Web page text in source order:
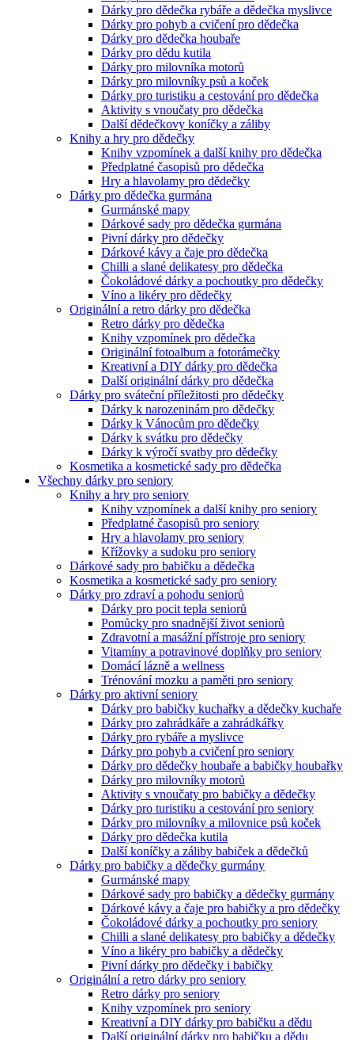
Dárky pro dědečka rybáře a dědečka myslivce
Dárky pro pohyb a cvičení pro dědečka
Dárky pro dědečka houbaře
Dárky pro dědu kutila
Dárky pro milovníka motorů
Dárky pro milovníky psů a koček
Dárky pro turistiku a cestování pro dědečka
Aktivity s vnoučaty pro dědečka
Další dědečkovy koníčky a záliby
Knihy a hry pro dědečky
Knihy vzpomínek a další knihy pro dědečka
Předplatné časopisů pro dědečka
Hry a hlavolamy pro dědečky
Dárky pro dědečka gurmána
Gurmánské mapy
Dárkové sady pro dědečka gurmána
Pivní dárky pro dědečky
Dárkové kávy a čaje pro dědečka
Chilli a slané delikatesy pro dědečka
Čokoládové dárky a pochoutky pro dědečky
Víno a likéry pro dědečky
Originální a retro dárky pro dědečka
Retro dárky pro dědečka
Knihy vzpomínek pro dědečka
Originální fotoalbum a fotorámečky
Kreativní a DIY dárky pro dědečka
Další originální dárky pro dědečka
Dárky pro sváteční příležitosti pro dědečky
Dárky k narozeninám pro dědečky
Dárky k Vánocům pro dědečky
Dárky k svátku pro dědečky
Dárky k výročí svatby pro dědečky
Kosmetika a kosmetické sady pro dědečka
Všechny dárky pro seniory
Knihy a hry pro seniory
Knihy vzpomínek a další knihy pro seniory
Předplatné časopisů pro seniory
Hry a hlavolamy pro seniory
Křížovky a sudoku pro seniory
Dárkové sady pro babičku a dědečka
Kosmetika a kosmetické sady pro seniory
Dárky pro zdraví a pohodu seniorů
Dárky pro pocit tepla seniorů
Pomůcky pro snadnější život seniorů
Zdravotní a masážní přístroje pro seniory
Vitamíny a potravinové doplňky pro seniory
Domácí lázně a wellness
Trénování mozku a paměti pro seniory
Dárky pro aktivní seniory
Dárky pro babičky kuchařky a dědečky kuchaře
Dárky pro zahrádkáře a zahrádkářky
Dárky pro rybáře a myslivce
Dárky pro pohyb a cvičení pro seniory
Dárky pro dědečky houbaře a babičky houbařky
Dárky pro milovníky motorů
Aktivity s vnoučaty pro babičky a dědečky
Dárky pro turistiku a cestování pro seniory
Dárky pro milovníky a milovnice psů koček
Dárky pro dědečka kutila
Další koníčky a záliby babiček a dědečků
Dárky pro babičky a dědečky gurmány
Gurmánské mapy
Dárkové sady pro babičky a dědečky gurmány
Dárkové kávy a čaje pro babičky a pro dědečky
Čokoládové dárky a pochoutky pro seniory
Chilli a slané delikatesy pro babičky a dědečky
Víno a likéry pro babičky a dědečky
Pivní dárky pro dědečky i babičky
Originální a retro dárky pro seniory
Retro dárky pro seniory
Knihy vzpomínek pro seniory
Kreativní a DIY dárky pro babičku a dědu
Další originální dárky pro babičku a dědu